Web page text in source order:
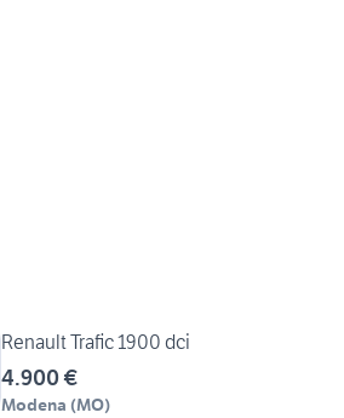
Renault Trafic 1900 dci
4.900 €
Modena (MO)